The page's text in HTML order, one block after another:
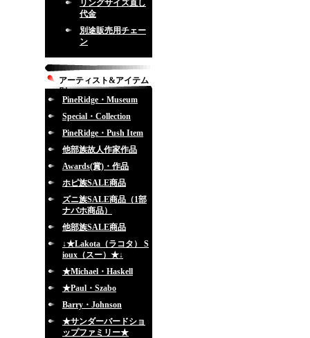
リングサイズ直し
代金
別途販売用チェー
ン
アーティスト&アイテム
別
PineRidge・Museum
Special・Collection
PineRidge・Push Item
他部族故人作家作品
Awards(賞)・作品
ホピ族SALE商品
ズニ族SALE商品（1部
ナバホ商品）
他部族SALE商品
↓★Lakota（ラコタ） S
ioux（スー）★↓
★Michael・Haskell
★Paul・Szabo
Barry・Johnson
★サンダーバードショ
ップファミリー★